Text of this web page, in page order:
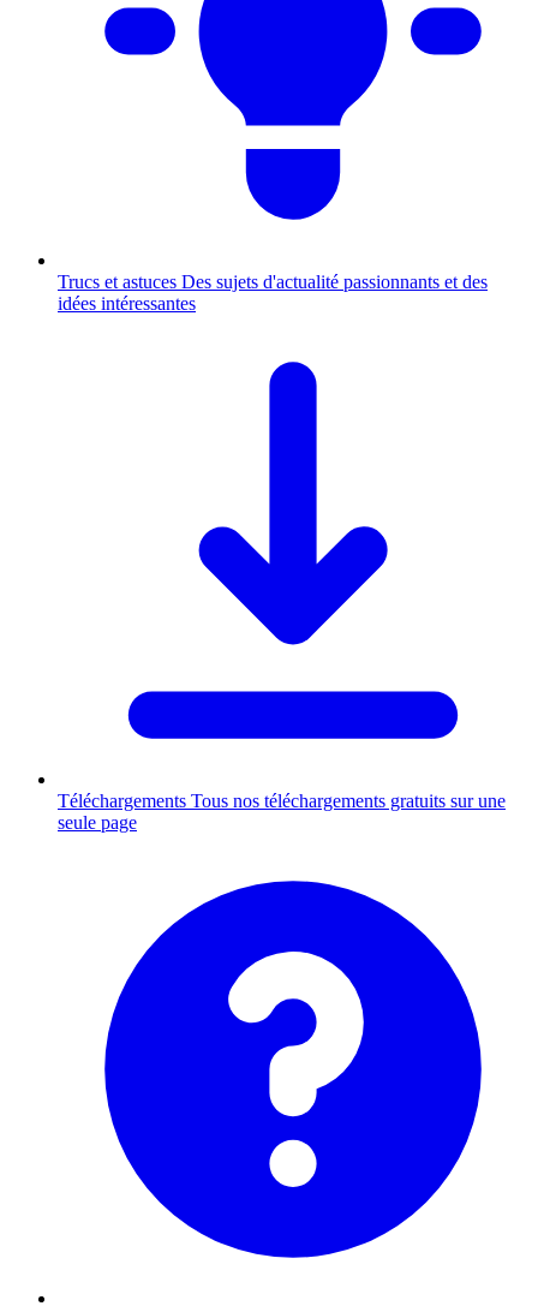
Trucs et astuces Des sujets d'actualité passionnants et des
idées intéressantes
Téléchargements Tous nos téléchargements gratuits sur une
seule page